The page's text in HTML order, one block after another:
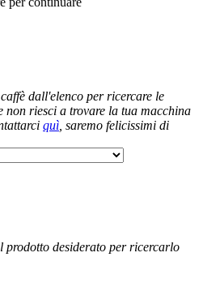
dall'elenco per ricercare le
non riesci a trovare la tua macchina
quì , saremo felicissimi di
prodotto desiderato per ricercarlo